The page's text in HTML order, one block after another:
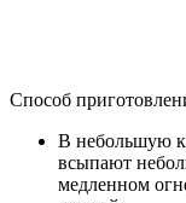
Способ
В небольшую
всыпают
медленном